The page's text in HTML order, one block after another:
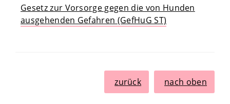
Gesetz zur Vorsorge gegen die von Hunden
ausgehenden Gefahren (GefHuG ST)
zurück nach oben